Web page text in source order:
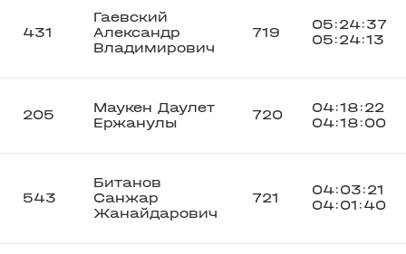
431
Гаевский
Александр
Владимирович
719
05:24:37
05:24:13
205
Маукен Даулет
Ержанулы
720
04:18:22
04:18:00
543
Битанов
Санжар
Жанайдарович
721
04:03:21
04:01:40